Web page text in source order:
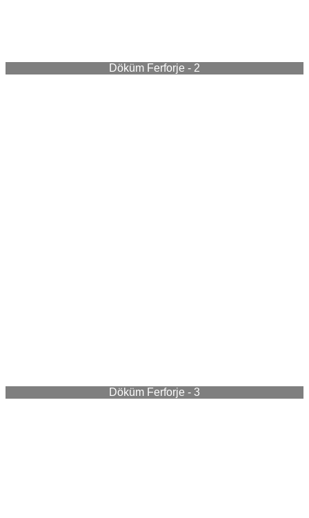
Döküm Ferforje - 2
Döküm Ferforje - 3